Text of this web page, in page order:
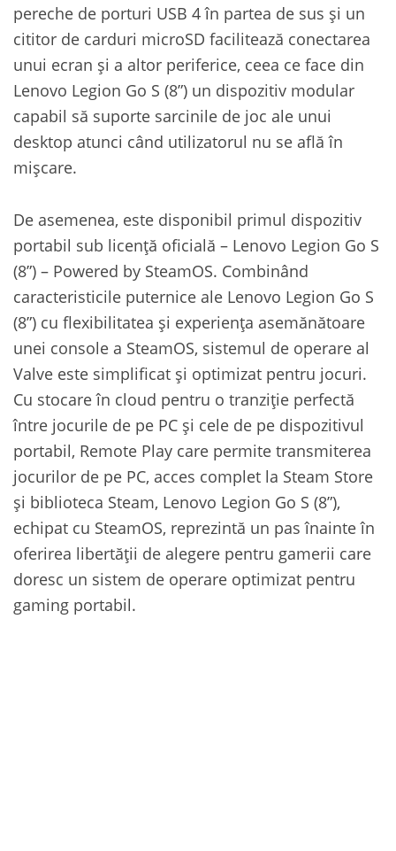
pereche de porturi USB 4 în partea de sus și un
cititor de carduri microSD facilitează conectarea
unui ecran și a altor periferice, ceea ce face din
Lenovo Legion Go S (8”) un dispozitiv modular
capabil să suporte sarcinile de joc ale unui
desktop atunci când utilizatorul nu se află în
mișcare.
De asemenea, este disponibil primul dispozitiv
portabil sub licență oficială – Lenovo Legion Go S
(8”) – Powered by SteamOS. Combinând
caracteristicile puternice ale Lenovo Legion Go S
(8”) cu flexibilitatea și experiența asemănătoare
unei console a SteamOS, sistemul de operare al
Valve este simplificat și optimizat pentru jocuri.
Cu stocare în cloud pentru o tranziție perfectă
între jocurile de pe PC și cele de pe dispozitivul
portabil, Remote Play care permite transmiterea
jocurilor de pe PC, acces complet la Steam Store
și biblioteca Steam, Lenovo Legion Go S (8”),
echipat cu SteamOS, reprezintă un pas înainte în
oferirea libertății de alegere pentru gamerii care
doresc un sistem de operare optimizat pentru
gaming portabil.